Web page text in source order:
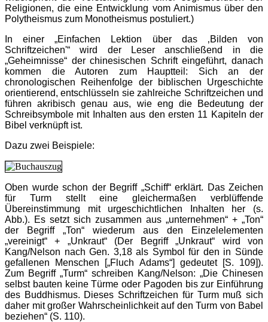
Religionen, die eine Entwicklung vom Animismus über den
Polytheismus zum Monotheismus postuliert.)
In einer „Einfachen Lektion über das ‚Bilden von
Schriftzeichen'“ wird der Leser anschließend in die
„Geheimnisse“ der chinesischen Schrift eingeführt, danach
kommen die Autoren zum Hauptteil: Sich an der
chronologischen Reihenfolge der biblischen Urgeschichte
orientierend, entschlüsseln sie zahlreiche Schriftzeichen und
führen akribisch genau aus, wie eng die Bedeutung der
Schreibsymbole mit Inhalten aus den ersten 11 Kapiteln der
Bibel verknüpft ist.
Dazu zwei Beispiele:
Oben wurde schon der Begriff „Schiff“ erklärt. Das Zeichen
für Turm stellt eine gleichermaßen verblüffende
Übereinstimmung mit urgeschichtlichen Inhalten her (s.
Abb.). Es setzt sich zusammen aus „unternehmen“ + „Ton“
der Begriff „Ton“ wiederum aus den Einzelelementen
„vereinigt“ + „Unkraut“ (Der Begriff „Unkraut“ wird von
Kang/Nelson nach Gen. 3,18 als Symbol für den in Sünde
gefallenen Menschen [„Fluch Adams“] gedeutet [S. 109]).
Zum Begriff „Turm“ schreiben Kang/Nelson: „Die Chinesen
selbst bauten keine Türme oder Pagoden bis zur Einführung
des Buddhismus. Dieses Schriftzeichen für Turm muß sich
daher mit großer Wahrscheinlichkeit auf den Turm von Babel
beziehen“ (S. 110).